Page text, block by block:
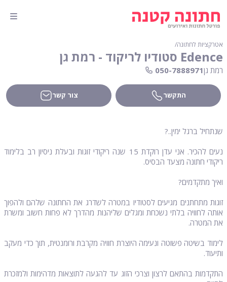
אטרקציות לחתונה∕
Edence סטודיו לריקוד - רמת גן
רמת גן050-7888971
התקשר צור קשר
שנתחיל ברגל ימין..?
נעים להכיר. אני עדן רוקדת 15 שנה ריקודי זוגות ובעלת ניסיון רב בלימוד
ריקודי חתונה מצעד הבסיס.
ואיך מתקדמים?
זוגות מתחתנים מגיעים לסטודיו במטרה לשדרג את החתונה שלהם ולהפוך
אותה לחוויה בלתי נשכחת ומגלים שליהנות מהדרך לא פחות חשוב ומשרת
את המטרה.
לימוד בשיטה פשוטה ונעימה היוצרת חוויה מקרבת ורומנטית, תוך כדי מעקב
ותיעוד.
התקדמות בהתאם לרצון וצרכי הזוג עד להגעה לתוצאות מדהימות ולמזכרת